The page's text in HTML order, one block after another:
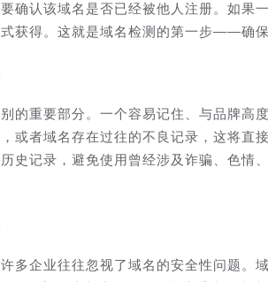
确认该域名是否已经被他人注册。如果
获得。这就是域名检测的第一步——确保
的重要部分。一个容易记住、与品牌高
或者域名存在过往的不良记录，这将直
史记录，避免使用曾经涉及诈骗、色情
多企业往往忽视了域名的安全性问题。